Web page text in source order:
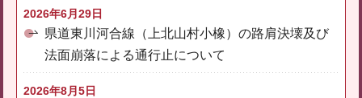
2026年6月29日
県道東川河合線（上北山村小橡）の路肩決壊及び
法面崩落による通行止について
2026年8月5日